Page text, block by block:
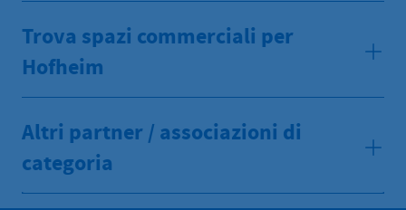
Trova spazi commerciali per
Hofheim
Altri partner / associazioni di
categoria